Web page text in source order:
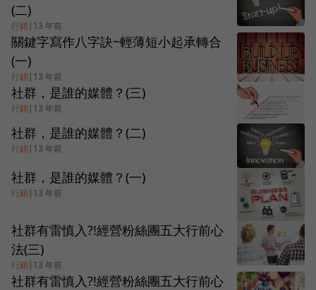
(二)
行銷| 13 年前
關鍵字寫作八字訣~輕薄短小起承轉合
(一)
行銷| 13 年前
社群，是誰的媒體？(三)
行銷| 13 年前
社群，是誰的媒體？(二)
行銷 13 年前
社群，是誰的媒體？(一)
行銷 13 年前
社群有雷慎入?!經營粉絲團五大行前心
法(三)
行銷| 13 年前
社群有雷慎入?!經營粉絲團五大行前心